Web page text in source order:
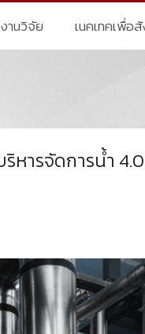
งานวิจัย เนคเทคเพื่อ
หารจัดการน้ำ 4.0